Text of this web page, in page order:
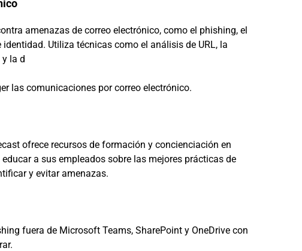
amenazas de correo electrónico, como el phishing, el
Utiliza técnicas como el análisis de URL, la
la d
las comunicaciones por correo electrónico.
ofrece recursos de formación y concienciación en
a sus empleados sobre las mejores prácticas de
y evitar amenazas.
fuera de Microsoft Teams, SharePoint y OneDrive con